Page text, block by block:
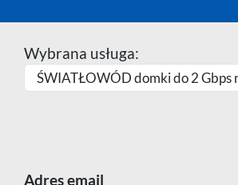
Wybrana usługa:
Adres email